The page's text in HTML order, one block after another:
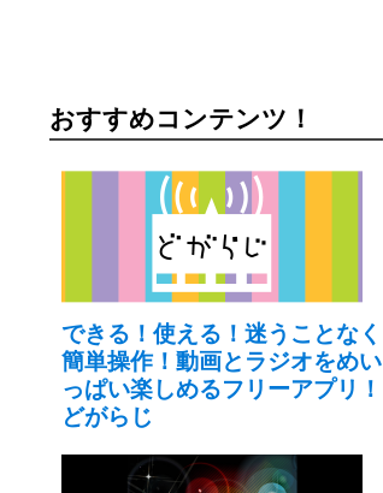
おすすめコンテンツ！
できる！使える！迷うことなく
簡単操作！動画とラジオをめい
っぱい楽しめるフリーアプリ！
どがらじ